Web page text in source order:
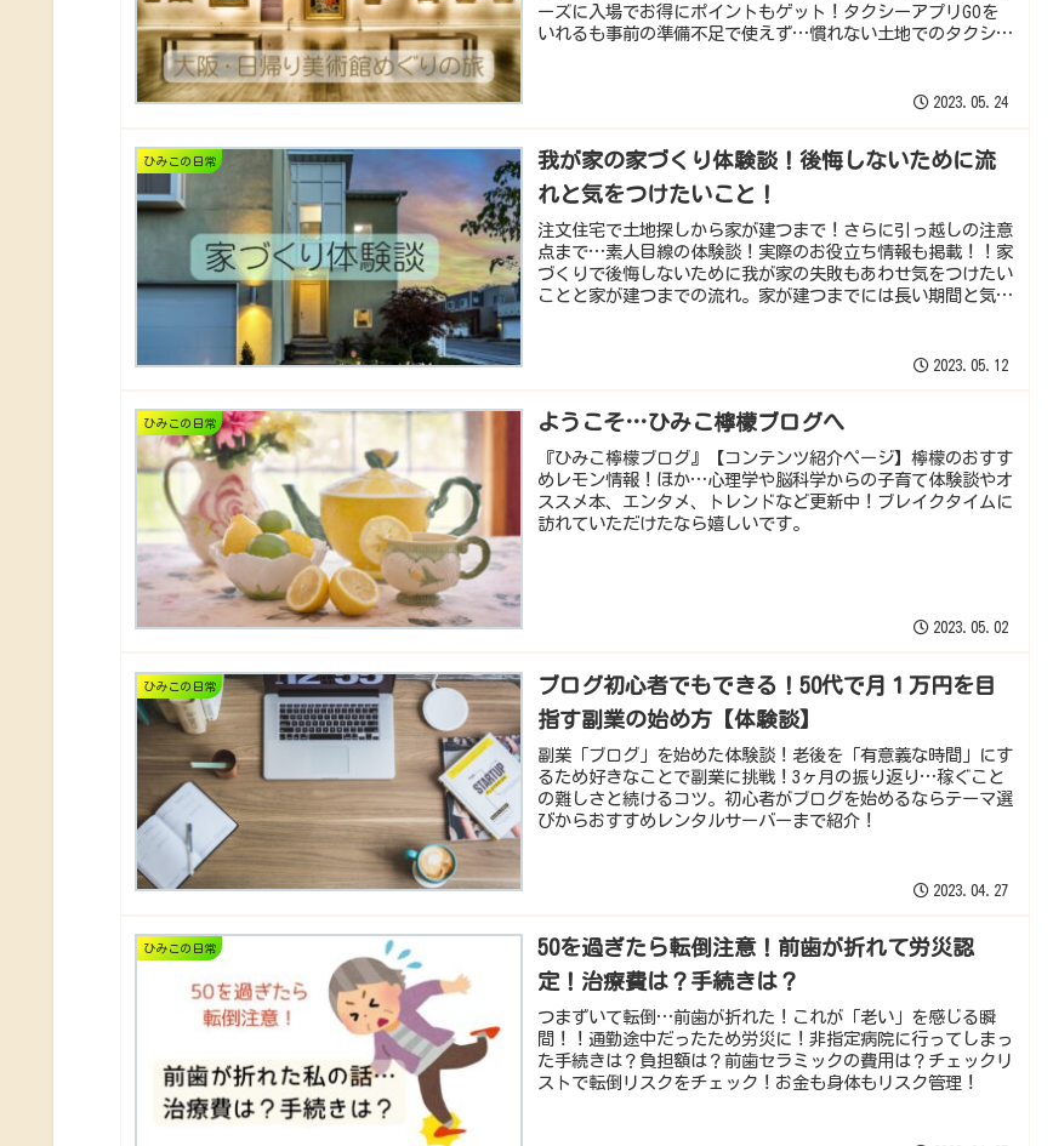
ーズに入場でお得にポイントもゲット！タクシーアプリGOを
いれるも事前の準備不足で使えず…慣れない土地でのタクシー
2023.05.24
ひみこの日常
我が家の家づくり体験談！後悔しないために流
れと気をつけたいこと！
注文住宅で土地探しから家が建つまで！さらに引っ越しの注意
点まで…素人目線の体験談！実際のお役立ち情報も掲載！！家
づくりで後悔しないために我が家の失敗もあわせ気をつけたい
ことと家が建つまでの流れ。家が建つまでには長い期間と気
2023.05.12
ひみこの日常 ようこそ…ひみこ檸檬ブログへ
『ひみこ檸檬ブログ』【コンテンツ紹介ページ】檸檬のおすす
めレモン情報！ほか…心理学や脳科学からの子育て体験談やオ
ススメ本、エンタメ、トレンドなど更新中！ブレイクタイムに
訪れていただけたなら嬉しいです。
2023.05.02
ひみこの日常
ブログ初心者でもできる！50代で月１万円を目
指す副業の始め方【体験談】
副業「ブログ」を始めた体験談！老後を「有意義な時間」にす
るため好きなことで副業に挑戦！3ヶ月の振り返り…稼ぐこと
の難しさと続けるコツ。初心者がブログを始めるならテーマ選
びからおすすめレンタルサーバーまで紹介！
2023.04.27
ひみこの日常
50を過ぎたら転倒注意！前歯が折れて労災認
定！治療費は？手続きは？
つまずいて転倒…前歯が折れた！これが「老い」を感じる瞬
間！！通勤途中だったため労災に！非指定病院に行ってしまっ
た手続きは？負担額は？前歯セラミックの費用は？チェックリ
ストで転倒リスクをチェック！お金も身体もリスク管理！